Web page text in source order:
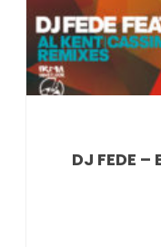
DJ FEDE –